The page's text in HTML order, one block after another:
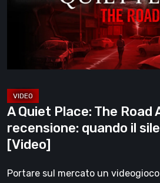
recensione:
quando
silenzio
è
vita
[Video]
A Quiet Place: The Road
recensione: quando il
[Video]
Portare sul mercato un